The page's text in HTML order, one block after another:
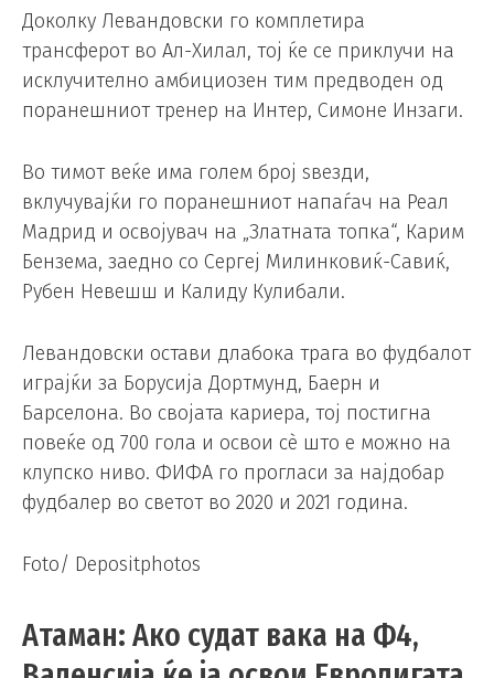
Доколку Левандовски го комплетира
трансферот во Ал-Хилал, тој ќе се приклучи на
исклучително амбициозен тим предводен од
поранешниот тренер на Интер, Симоне Инзаги.
Во тимот веќе има голем број ѕвезди,
вклучувајќи го поранешниот напаѓач на Реал
Мадрид и освојувач на „Златната топка“, Карим
Бензема, заедно со Сергеј Милинковиќ-Савиќ,
Рубен Невешш и Калиду Кулибали.
Левандовски остави длабока трага во фудбалот
играјќи за Борусија Дортмунд, Баерн и
Барселона. Во својата кариера, тој постигна
повеќе од 700 гола и освои сè што е можно на
клупско ниво. ФИФА го прогласи за најдобар
фудбалер во светот во 2020 и 2021 година.
Foto/ Depositphotos
Атаман: Ако судат вака на Ф4,